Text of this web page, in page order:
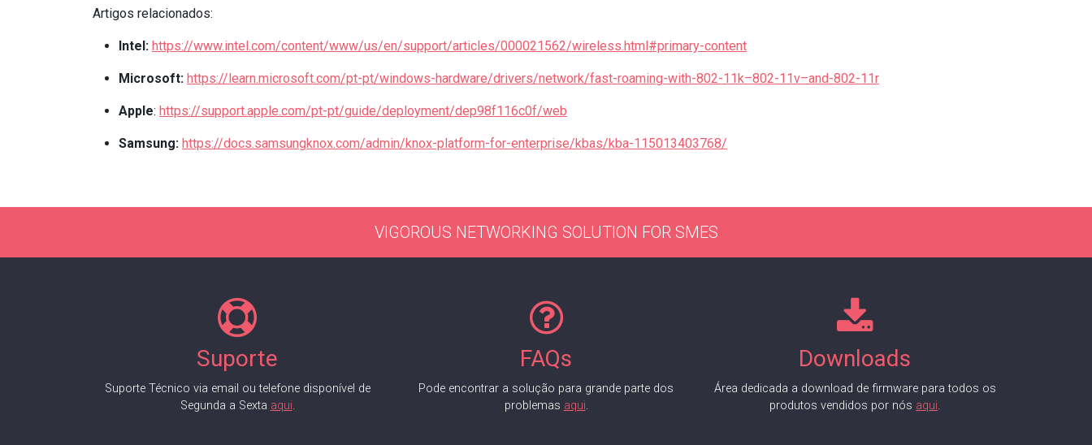
Artigos relacionados:
Intel: https://www.intel.com/content/www/us/en/support/articles/000021562/wireless.html#primary-content
Microsoft: https://learn.microsoft.com/pt-pt/windows-hardware/drivers/network/fast-roaming-with-802-11k–802-11v–and-802-11r
Apple: https://support.apple.com/pt-pt/guide/deployment/dep98f116c0f/web
Samsung: https://docs.samsungknox.com/admin/knox-platform-for-enterprise/kbas/kba-115013403768/
VIGOROUS NETWORKING SOLUTION FOR SMES
Suporte
Suporte Técnico via email ou telefone disponível de
Segunda a Sexta aqui.
FAQs
Pode encontrar a solução para grande parte dos
problemas aqui.
Downloads
Área dedicada a download de firmware para todos os
produtos vendidos por nós aqui.